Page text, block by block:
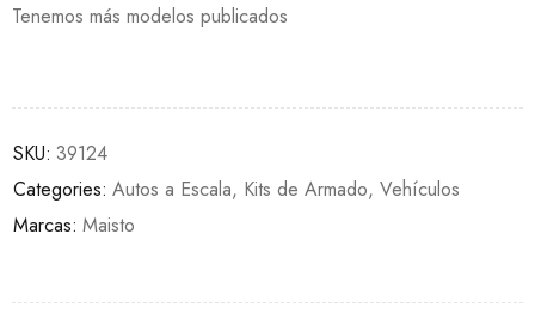
Tenemos más modelos publicados
SKU: 39124
Categories: Autos a Escala, Kits de Armado, Vehículos
Marcas: Maisto